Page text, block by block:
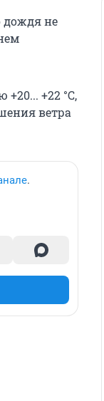
дождя не
+22 °С,
ветра
.